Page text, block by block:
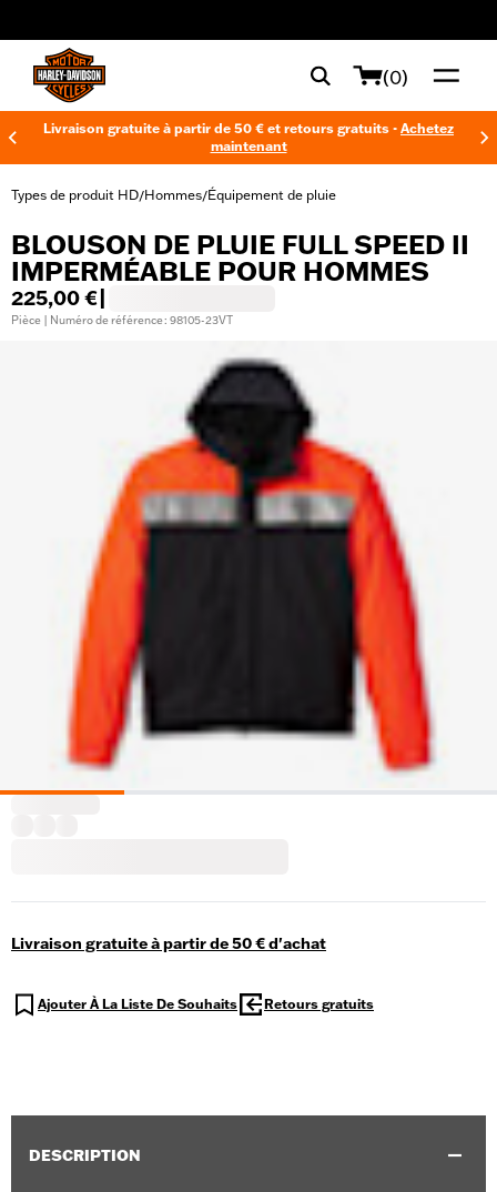
(0)
Livraison gratuite à partir de 50 € et retours gratuits - Achetez
maintenant
Types de produit HD/Hommes/Équipement de pluie
BLOUSON DE PLUIE FULL SPEED II
IMPERMÉABLE POUR HOMMES
225,00 €
Pièce | Numéro de référence : 98105-23VT
Livraison gratuite à partir de 50 € d'achat
Ajouter À La Liste De Souhaits Retours gratuits
DESCRIPTION